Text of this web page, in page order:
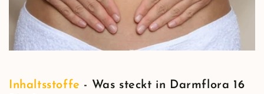
Inhaltsstoffe - Was steckt in Darmflora 16